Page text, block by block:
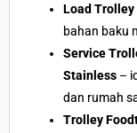
Load
bahan baku
Service
Stainless –
dan rumah
Trolley